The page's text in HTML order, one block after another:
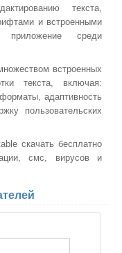
текста,
и встроенными
приложение среди
встроенных
текста, включая:
адаптивность
пользовательских
скачать бесплатно
смс, вирусов и